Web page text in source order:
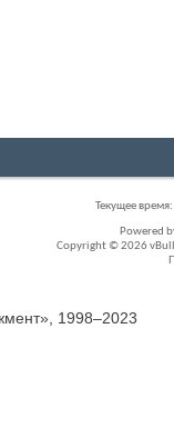
Текущее время:
Powered
Copyright © 2026
1998–2023